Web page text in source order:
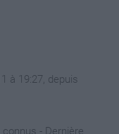
à 19:27, depuis
- Dernière